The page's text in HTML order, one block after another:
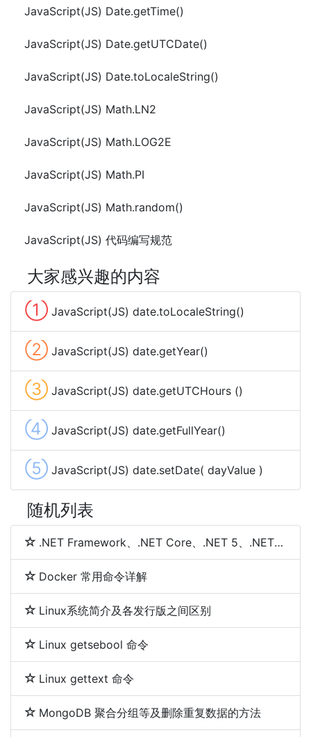
JavaScript(JS) Date.getTime()
JavaScript(JS) Date.getUTCDate()
JavaScript(JS) Date.toLocaleString()
JavaScript(JS) Math.LN2
JavaScript(JS) Math.LOG2E
JavaScript(JS) Math.PI
JavaScript(JS) Math.random()
JavaScript(JS) 代码编写规范
大家感兴趣的内容
① JavaScript(JS) date.toLocaleString()
② JavaScript(JS) date.getYear()
③ JavaScript(JS) date.getUTCHours ()
④ JavaScript(JS) date.getFullYear()
⑤ JavaScript(JS) date.setDate( dayValue )
随机列表
.NET Framework、.NET Core、.NET 5、.NET 6和.NET 7 简介及区别
Docker 常用命令详解
Linux系统简介及各发行版之间区别
Linux getsebool 命令
Linux gettext 命令
MongoDB 聚合分组等及删除重复数据的方法